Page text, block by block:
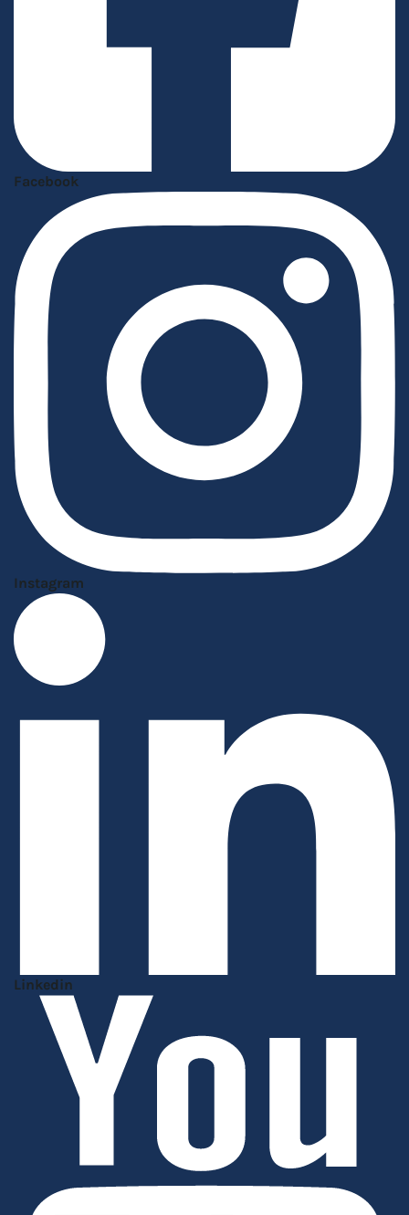
Facebook
Instagram
Linkedin